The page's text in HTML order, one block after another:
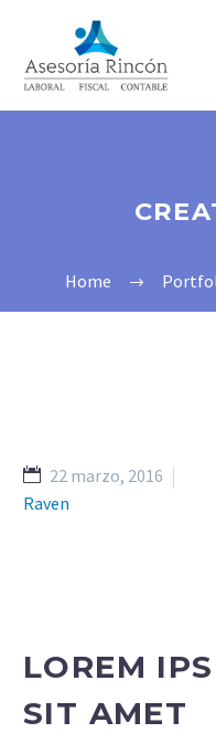
Home
22 marzo, 2016
Raven
LOREM
SIT AMET